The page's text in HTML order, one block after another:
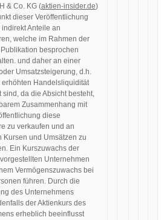
& Co. KG (aktien-insider.de)
dieser Veröffentlichung
Anteile an
welche im Rahmen der
besprochen
und daher an einer
Umsatzsteigerung, d.h.
erhöhten Handelsliquidität
sind, da die Absicht besteht,
Zusammenhang mit
diese
zu verkaufen und an
Kursen und Umsätzen zu
Ein Kurszuwachs der
Unternehmen
Vermögenszuwachs bei
führen. Durch die
des Unternehmens
der Aktienkurs des
erheblich beeinflusst